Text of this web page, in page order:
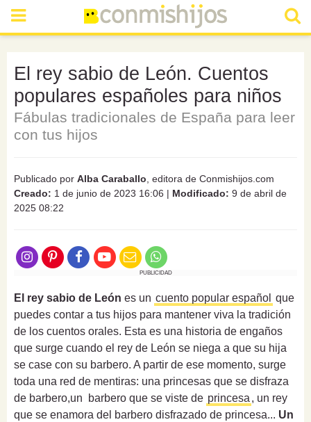
El rey sabio de León. Cuentos
populares españoles para niños
Fábulas tradicionales de España para leer
con tus hijos
Publicado por Alba Caraballo , editora de Conmishijos.com
Creado: 1 de junio de 2023 16:06 | Modificado: 9 de abril de
2025 08:22
PUBLICIDAD
El rey sabio de León es un cuento popular español que
puedes contar a tus hijos para mantener viva la tradición
de los cuentos orales. Esta es una historia de engaños
que surge cuando el rey de León se niega a que su hija
se case con su barbero. A partir de ese momento, surge
toda una red de mentiras: una princesas que se disfraza
de barbero,un barbero que se viste de princesa , un rey
que se enamora del barbero disfrazado de princesa... Un